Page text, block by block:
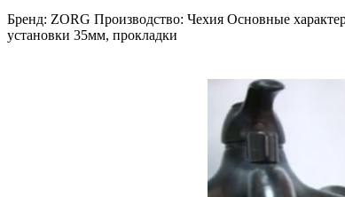
Бренд: ZORG Производство: Чехия Основные
установки 35мм, прокладки